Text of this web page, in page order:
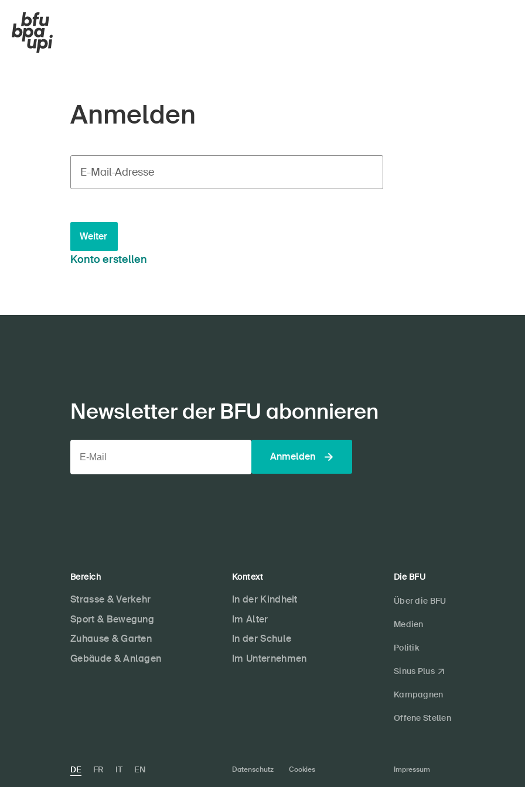
Anmelden
E-Mail-Adresse
Weiter
Konto erstellen
Newsletter der BFU abonnieren
Anmelden
Bereich
Strasse & Verkehr
Sport & Bewegung
Zuhause & Garten
Gebäude & Anlagen
Kontext
In der Kindheit
Im Alter
In der Schule
Im Unternehmen
Die BFU
Über die BFU
Medien
Politik
Sinus Plus
Kampagnen
Offene Stellen
DE FR IT EN Datenschutz Cookies Impressum